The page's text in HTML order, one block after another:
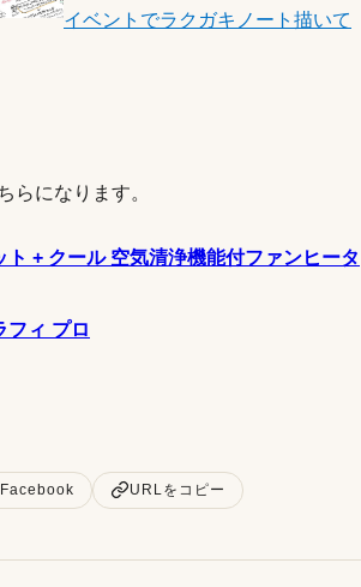
イベントでラクガキノート描いて
らになります。
+ クール 空気清浄機能付ファンヒータ
フィ プロ
Facebook URLをコピー